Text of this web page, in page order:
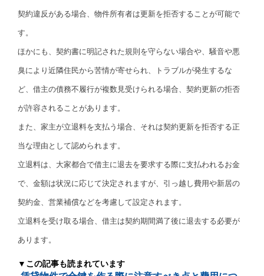
契約違反がある場合、物件所有者は更新を拒否することが可能で
す。
ほかにも、契約書に明記された規則を守らない場合や、騒音や悪
臭により近隣住民から苦情が寄せられ、トラブルが発生するな
ど、借主の債務不履行が複数見受けられる場合、契約更新の拒否
が許容されることがあります。
また、家主が立退料を支払う場合、それは契約更新を拒否する正
当な理由として認められます。
立退料は、大家都合で借主に退去を要求する際に支払われるお金
で、金額は状況に応じて決定されますが、引っ越し費用や新居の
契約金、営業補償などを考慮して設定されます。
立退料を受け取る場合、借主は契約期間満了後に退去する必要が
あります。
▼この記事も読まれています